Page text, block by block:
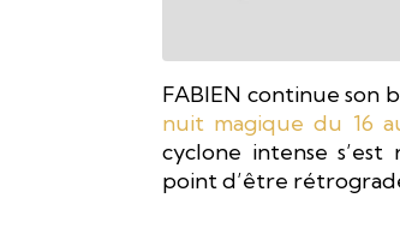
FABIEN continue son
nuit magique du 16
cyclone intense
point d’être